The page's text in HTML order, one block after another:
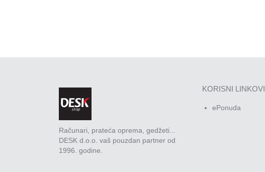
Računari, prateća oprema, gedžeti...
DESK d.o.o. vaš pouzdan partner od
1996. godine.
KORISNI LINKOVI
ePonuda